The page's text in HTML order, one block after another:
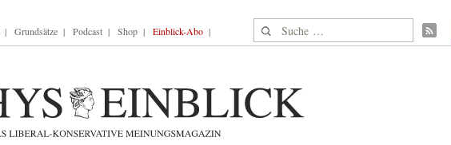
Grundsätze Podcast Shop Einblick-Abo Suche nach: